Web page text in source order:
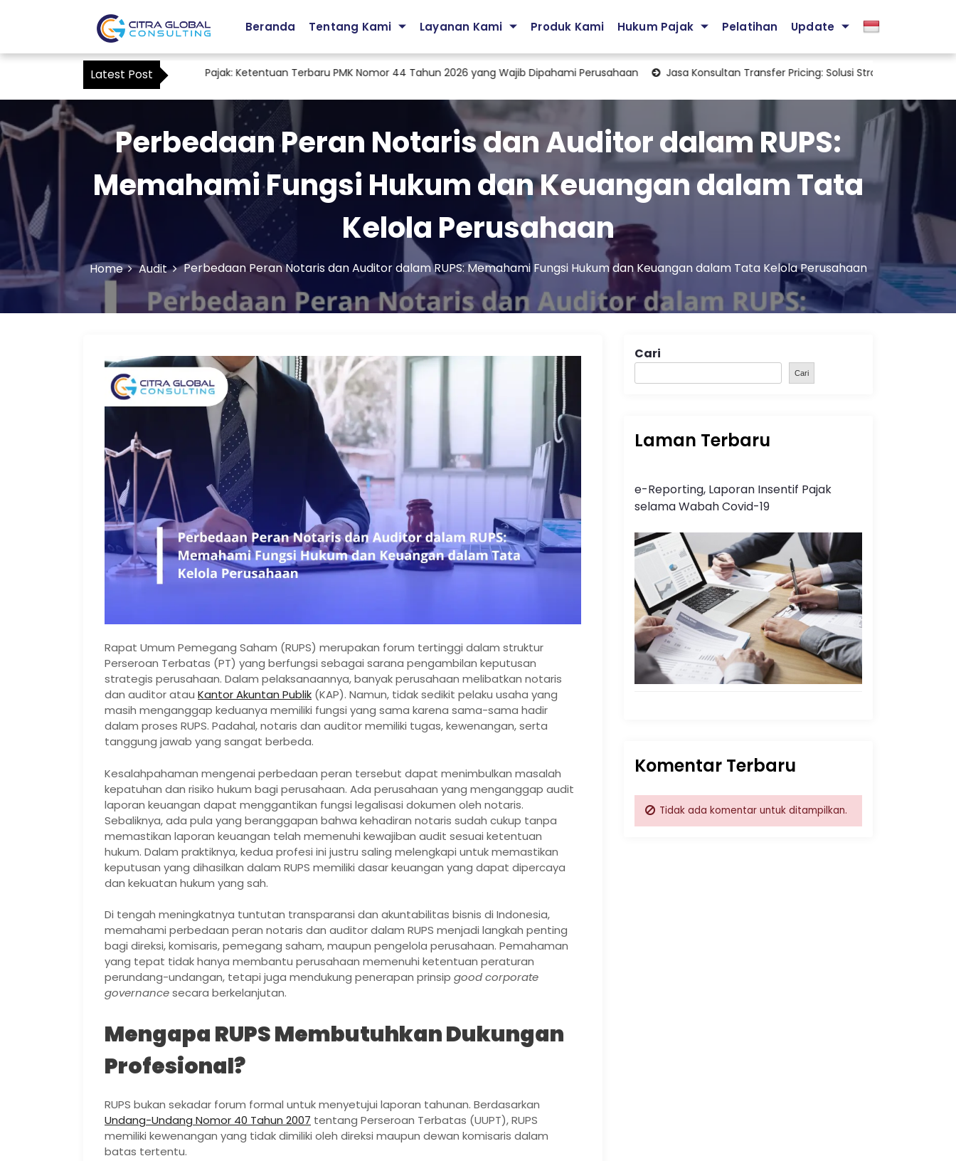
Beranda Tentang Kami Layanan Kami Produk Kami Hukum Pajak Pelatihan Update
Latest Post
Accounting sebagai Kuasa Pajak: Ketentuan Terbaru PMK Nomor 44 Tahun 2026 yang Wajib Dipahami Perusahaan Jasa Konsultan Transfer Pricing: Solusi Strategis Mengelola
Perbedaan Peran Notaris dan Auditor dalam RUPS:
Memahami Fungsi Hukum dan Keuangan dalam Tata
Kelola Perusahaan
Home Audit Perbedaan Peran Notaris dan Auditor dalam RUPS: Memahami Fungsi Hukum dan Keuangan dalam Tata Kelola Perusahaan
Rapat Umum Pemegang Saham (RUPS) merupakan forum tertinggi dalam struktur
Perseroan Terbatas (PT) yang berfungsi sebagai sarana pengambilan keputusan
strategis perusahaan. Dalam pelaksanaannya, banyak perusahaan melibatkan notaris
dan auditor atau Kantor Akuntan Publik (KAP). Namun, tidak sedikit pelaku usaha yang
masih menganggap keduanya memiliki fungsi yang sama karena sama-sama hadir
dalam proses RUPS. Padahal, notaris dan auditor memiliki tugas, kewenangan, serta
tanggung jawab yang sangat berbeda.
Kesalahpahaman mengenai perbedaan peran tersebut dapat menimbulkan masalah
kepatuhan dan risiko hukum bagi perusahaan. Ada perusahaan yang menganggap audit
laporan keuangan dapat menggantikan fungsi legalisasi dokumen oleh notaris.
Sebaliknya, ada pula yang beranggapan bahwa kehadiran notaris sudah cukup tanpa
memastikan laporan keuangan telah memenuhi kewajiban audit sesuai ketentuan
hukum. Dalam praktiknya, kedua profesi ini justru saling melengkapi untuk memastikan
keputusan yang dihasilkan dalam RUPS memiliki dasar keuangan yang dapat dipercaya
dan kekuatan hukum yang sah.
Di tengah meningkatnya tuntutan transparansi dan akuntabilitas bisnis di Indonesia,
memahami perbedaan peran notaris dan auditor dalam RUPS menjadi langkah penting
bagi direksi, komisaris, pemegang saham, maupun pengelola perusahaan. Pemahaman
yang tepat tidak hanya membantu perusahaan memenuhi ketentuan peraturan
perundang-undangan, tetapi juga mendukung penerapan prinsip good corporate
governancesecara berkelanjutan.
Mengapa RUPS Membutuhkan Dukungan
Profesional?
RUPS bukan sekadar forum formal untuk menyetujui laporan tahunan. Berdasarkan
Undang-Undang Nomor 40 Tahun 2007 tentang Perseroan Terbatas (UUPT), RUPS
memiliki kewenangan yang tidak dimiliki oleh direksi maupun dewan komisaris dalam
batas tertentu.
Cari
Cari
Laman Terbaru
e-Reporting, Laporan Insentif Pajak
selama Wabah Covid-19
Komentar Terbaru
Tidak ada komentar untuk ditampilkan.